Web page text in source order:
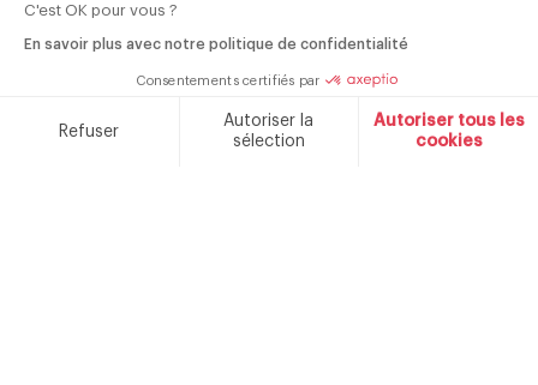
CATALOGUES
C'est OK pour vous ?
En savoir plus avec notre politique de confidentialité
Consentements certifiés par
Refuser
Autoriser la
sélection
Autoriser tous les
cookies